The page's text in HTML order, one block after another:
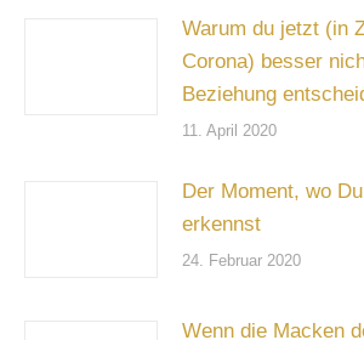
Warum du jetzt (in
Corona) besser
Beziehung
11. April 2020
Der Moment, wo
erkennst
24. Februar 2020
Wenn die Macken